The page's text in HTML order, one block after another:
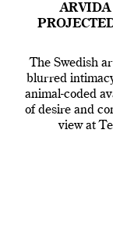
ARVIDA
The Swedish
blurred
animal-coded
of desire and
view at